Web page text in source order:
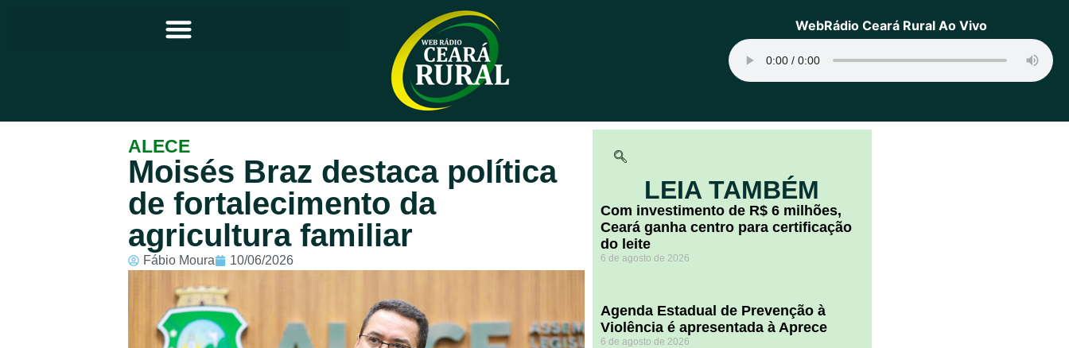
Principal
Notícias
Programação
Equipe
Contato
WebRádio Ceará Rural Ao Vivo
ALECE
Moisés Braz destaca política
de fortalecimento da
agricultura familiar
Fábio Moura 10/06/2026
LEIA TAMBÉM
Com investimento de R$ 6 milhões,
Ceará ganha centro para certificação
do leite
6 de agosto de 2026
Agenda Estadual de Prevenção à
Violência é apresentada à Aprece
6 de agosto de 2026